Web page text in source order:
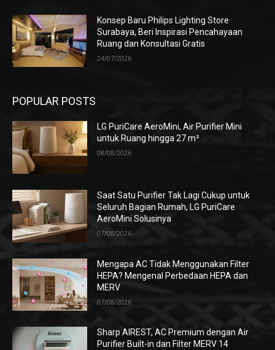
Konsep Baru Philips Lighting Store
Surabaya, Beri Inspirasi Pencahayaan
Ruang dan Konsultasi Gratis
24/07/2026
POPULAR POSTS
LG PuriCare AeroMini, Air Purifier Mini
untuk Ruang hingga 27 m²
08/08/2026
Saat Satu Purifier Tak Lagi Cukup untuk
Seluruh Bagian Rumah, LG PuriCare
AeroMini Solusinya
07/08/2026
Mengapa AC Tidak Menggunakan Filter
HEPA? Mengenal Perbedaan HEPA dan
MERV
07/08/2026
Sharp AIREST, AC Premium dengan Air
Purifier Built-in dan Filter MERV 14